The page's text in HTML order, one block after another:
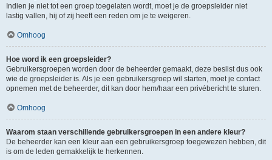
Indien je niet tot een groep toegelaten wordt, moet je de groepsleider niet
lastig vallen, hij of zij heeft een reden om je te weigeren.
Omhoog
Hoe word ik een groepsleider?
Gebruikersgroepen worden door de beheerder gemaakt, deze beslist dus ook
wie de groepsleider is. Als je een gebruikersgroep wil starten, moet je contact
opnemen met de beheerder, dit kan door hem/haar een privébericht te sturen.
Omhoog
Waarom staan verschillende gebruikersgroepen in een andere kleur?
De beheerder kan een kleur aan een gebruikersgroep toegewezen hebben, dit
is om de leden gemakkelijk te herkennen.